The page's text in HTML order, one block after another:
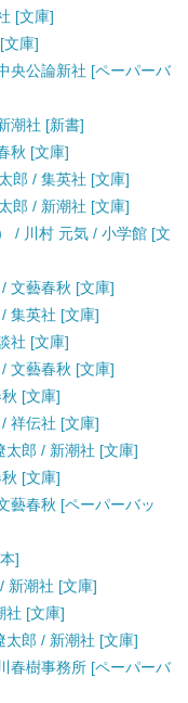
[文庫]
文庫]
央公論新社 [ペーパーバ
潮社 [新書]
秋 [文庫]
郎 / 集英社 [文庫]
郎 / 新潮社 [文庫]
/ 川村 元気 / 小学館 [文
文藝春秋 [文庫]
集英社 [文庫]
社 [文庫]
文藝春秋 [文庫]
[文庫]
祥伝社 [文庫]
太郎 / 新潮社 [文庫]
[文庫]
藝春秋 [ペーパーバッ
]
新潮社 [文庫]
社 [文庫]
太郎 / 新潮社 [文庫]
春樹事務所 [ペーパーバ